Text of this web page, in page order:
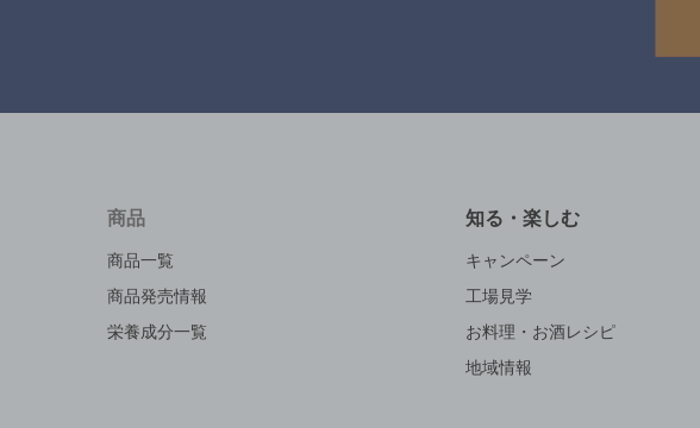
商品
商品一覧
商品発売情報
栄養成分一覧
知る・楽しむ
キャンペーン
工場見学
お料理・お酒レシピ
地域情報